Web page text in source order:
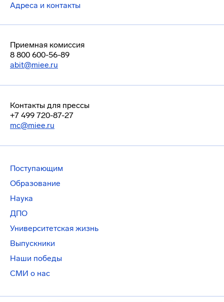
Адреса и контакты
Приемная комиссия
8 800 600-56-89
abit@miee.ru
Контакты для прессы
+7 499 720-87-27
mc@miee.ru
Поступающим
Образование
Наука
ДПО
Университетская жизнь
Выпускники
Наши победы
СМИ о нас